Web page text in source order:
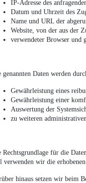
IP-Adresse des
Datum und Uhrzeit des
Name und URL der
Website, von der aus der
verwendeter Browser und
genannten Daten werden
Gewährleistung eines
Gewährleistung einer
Auswertung der
zu weiteren
Rechtsgrundlage für die
verwenden wir die
hinaus setzen wir beim